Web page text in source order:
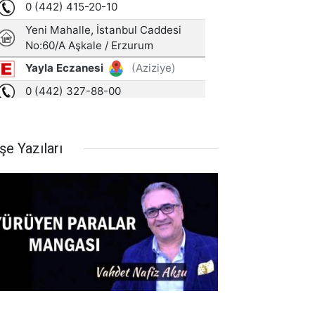
Yazıları